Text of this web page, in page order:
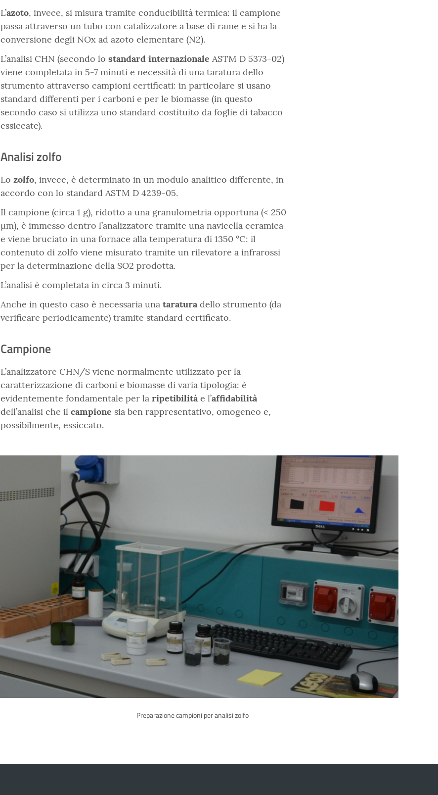
L’azoto, invece, si misura tramite conducibilità termica: il campione
passa attraverso un tubo con catalizzatore a base di rame e si ha la
conversione degli NOx ad azoto elementare (N2).
L’analisi CHN (secondo lo standard internazionale ASTM D 5373-02)
viene completata in 5-7 minuti e necessità di una taratura dello
strumento attraverso campioni certificati: in particolare si usano
standard differenti per i carboni e per le biomasse (in questo
secondo caso si utilizza uno standard costituito da foglie di tabacco
essiccate).
Analisi zolfo
Lo zolfo, invece, è determinato in un modulo analitico differente, in
accordo con lo standard ASTM D 4239-05.
Il campione (circa 1 g), ridotto a una granulometria opportuna (< 250
µm), è immesso dentro l’analizzatore tramite una navicella ceramica
e viene bruciato in una fornace alla temperatura di 1350 °C: il
contenuto di zolfo viene misurato tramite un rilevatore a infrarossi
per la determinazione della SO2 prodotta.
L’analisi è completata in circa 3 minuti.
Anche in questo caso è necessaria una taraturadello strumento (da
verificare periodicamente) tramite standard certificato.
Campione
L’analizzatore CHN/S viene normalmente utilizzato per la
caratterizzazione di carboni e biomasse di varia tipologia: è
evidentemente fondamentale per la ripetibilitàe l’affidabilità
dell’analisi che il campione sia ben rappresentativo, omogeneo e,
possibilmente, essiccato.
Preparazione campioni per analisi zolfo